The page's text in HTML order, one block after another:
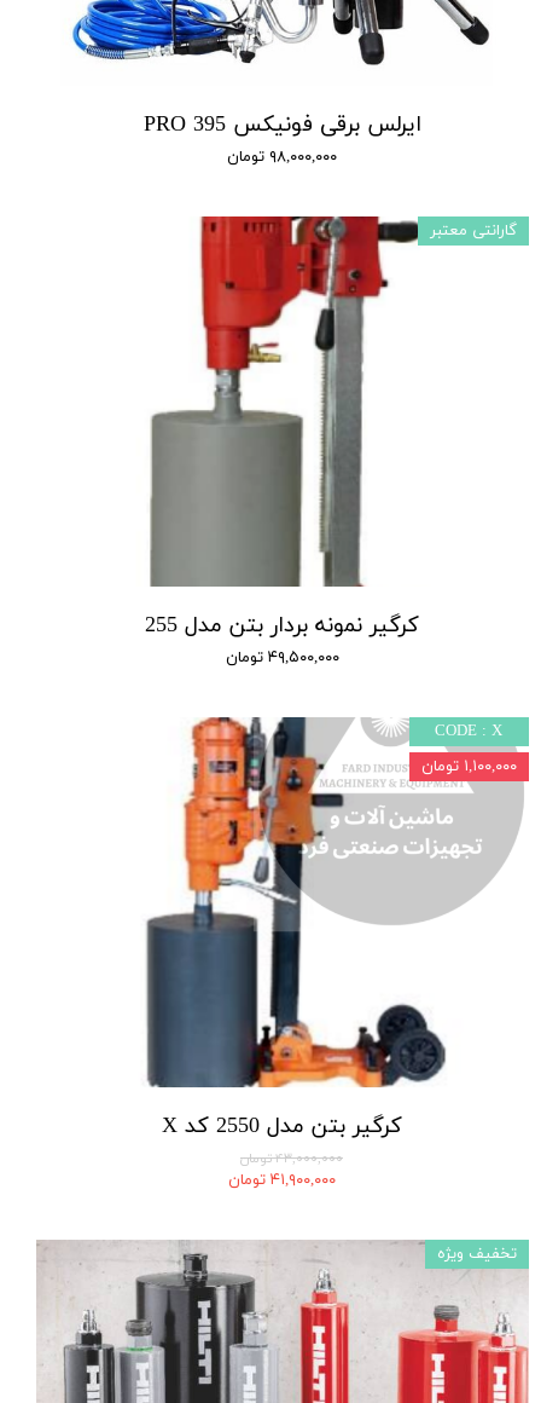
ایرلس برقی فونیکس 395 PRO
۹۸,۰۰۰,۰۰۰ تومان
کرگیر نمونه بردار بتن مدل 255
۴۹,۵۰۰,۰۰۰ تومان
گارانتی معتبر
کرگیر بتن مدل 2550 کد X
۴۳,۰۰۰,۰۰۰ تومان
۴۱,۹۰۰,۰۰۰ تومان
CODE : X
۱,۱۰۰,۰۰۰ تومان
تخفیف ویژه